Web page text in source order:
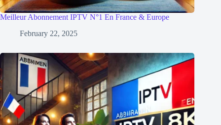
Meilleur Abonnement IPTV N°1 En France & Europe
February 22, 2025